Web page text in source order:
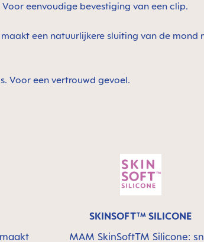
eenvoudige bevestiging van een clip.
een natuurlijkere sluiting van de
Voor een vertrouwd gevoel.
SKINSOFT™ SILICONE
MAM SkinSoftTM Silicone: